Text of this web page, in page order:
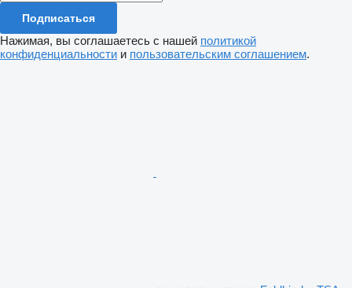
Подписаться
Нажимая, вы соглашаетесь с нашей политикой
конфиденциальности и пользовательским соглашением.